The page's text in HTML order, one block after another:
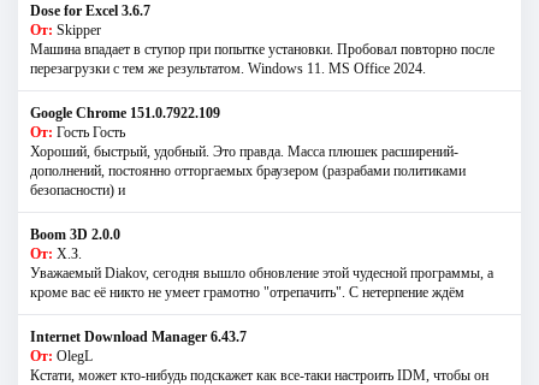
Dose for Excel 3.6.7
От: Skipper
Машина впадает в ступор при попытке установки. Пробовал повторно после
перезагрузки с тем же результатом. Windows 11. MS Offiсe 2024.
Google Chrome 151.0.7922.109
От: Гость Гость
Хороший, быстрый, удобный. Это правда. Масса плюшек расширений-
дополнений, постоянно отторгаемых браузером (разрабами политиками
безопасности) и
Boom 3D 2.0.0
От: Х.З.
Уважаемый Diakov, сегодня вышло обновление этой чудесной программы, а
кроме вас её никто не умеет грамотно "отрепачить". С нетерпение ждём
Internet Download Manager 6.43.7
От: OlegL
Кстати, может кто-нибудь подскажет как все-таки настроить IDM, чтобы он